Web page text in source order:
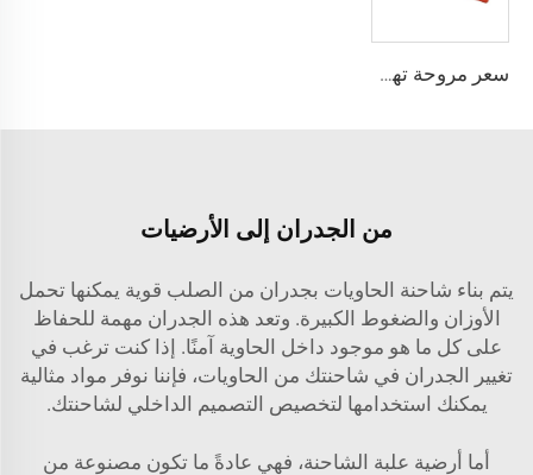
سعر مروحة تهوية الحاويات مروحة عادم حاويات الشحن
من الجدران إلى الأرضيات
يتم بناء شاحنة الحاويات بجدران من الصلب قوية يمكنها تحمل
الأوزان والضغوط الكبيرة. وتعد هذه الجدران مهمة للحفاظ
على كل ما هو موجود داخل الحاوية آمنًا. إذا كنت ترغب في
تغيير الجدران في شاحنتك من الحاويات، فإننا نوفر مواد مثالية
يمكنك استخدامها لتخصيص التصميم الداخلي لشاحنتك.
أما أرضية علبة الشاحنة، فهي عادةً ما تكون مصنوعة من